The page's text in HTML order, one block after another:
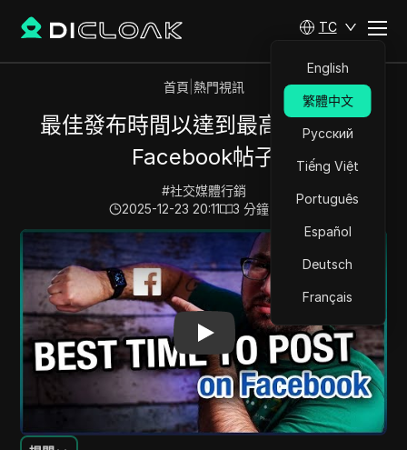
TC
English
繁體中文
Русский
Tiếng Việt
Português
Español
Deutsch
Français
首頁 熱門視訊
最佳發布時間以達到最高曝光率的
Facebook帖子
#社交媒體行銷
2025-12-23 20:11
3 分鐘 閱讀
Play Video: 最佳發布時間以達到最高曝光率的Facebook帖